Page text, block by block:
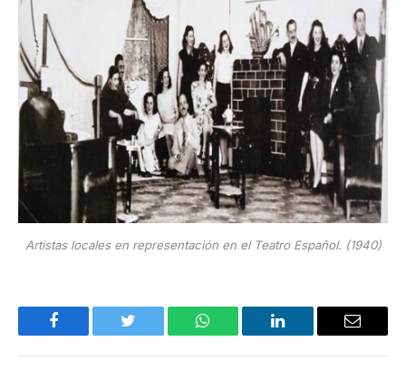
Artistas locales en representación en el Teatro Español. (1940)
Facebook Twitter WhatsApp LinkedIn Email